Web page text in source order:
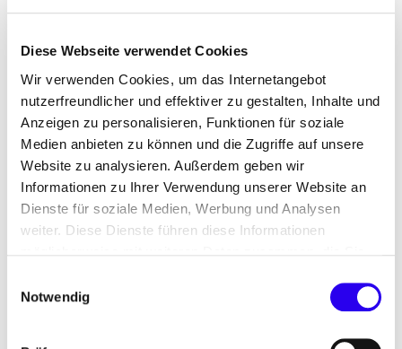
Diese Webseite verwendet Cookies
Wir verwenden Cookies, um das Internetangebot
nutzerfreundlicher und effektiver zu gestalten, Inhalte und
Anzeigen zu personalisieren, Funktionen für soziale
Medien anbieten zu können und die Zugriffe auf unsere
Website zu analysieren. Außerdem geben wir
Informationen zu Ihrer Verwendung unserer Website an
Dienste für soziale Medien, Werbung und Analysen
weiter. Diese Dienste führen diese Informationen
Nutzung der Dienste gesammelt haben.
Notwendig
Die Transformation hin zur Klimaneutralität sorgt
für erhebliche Aus- und Umbaubedarfe bei den
Energieinfrastrukturen. Insbesondere auf lokaler
Ebene sind durch eine weitreichende
Energieträger erhebliche Anpassungen der